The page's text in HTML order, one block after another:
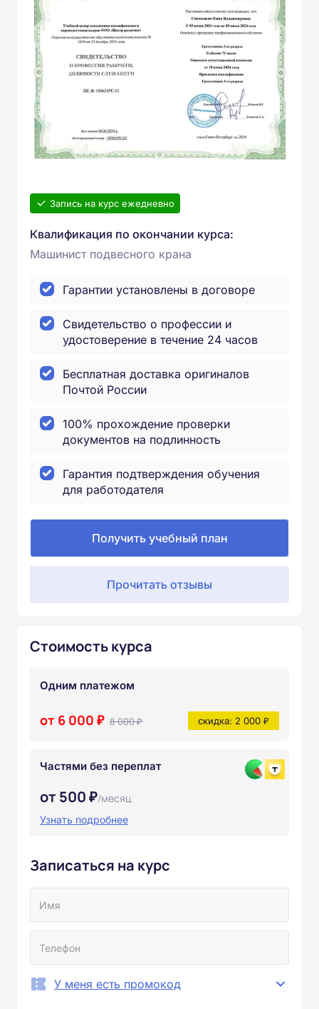
Запись на курс ежедневно
Квалификация по окончании курса:
Машинист подвесного крана
Гарантии установлены в договоре
Свидетельство о профессии и
удостоверение в течение 24 часов
Бесплатная доставка оригиналов
Почтой России
100% прохождение проверки
документов на подлинность
Гарантия подтверждения обучения
для работодателя
Получить учебный план
Прочитать отзывы
Стоимость курса
Одним платежом
от 6 000 ₽ 8 000 ₽ скидка: 2 000 ₽
Частями без переплат
от 500 ₽/месяц
Узнать подробнее
Записаться на курс
У меня есть промокод